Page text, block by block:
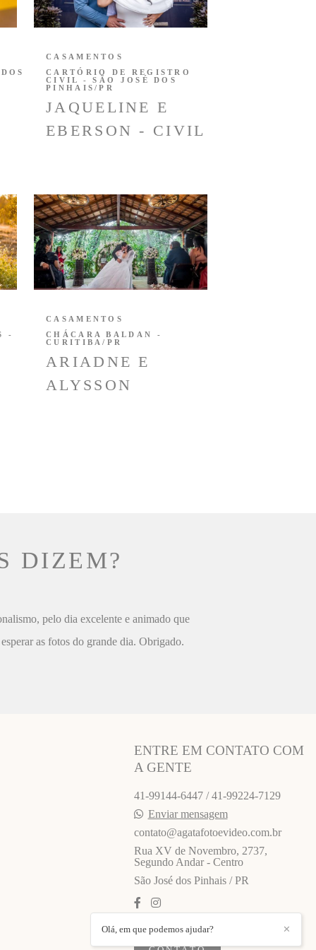
JAQUELINE E
EBERSON - CIVIL
CASAMENTOS
CARTÓRIO DE REGISTRO
CIVIL - SÃO JOSÉ DOS
PINHAIS/PR
-
ARIADNE E
ALYSSON
CASAMENTOS
CHÁCARA BALDAN -
CURITIBA/PR
DIZEM?
pelo dia excelente e animado que
as fotos do grande dia. Obrigado.
ENTRE EM CONTATO COM
A GENTE
41-99144-6447 / 41-99224-7129
Enviar mensagem
contato@agatafotoevideo.com.br
Rua XV de Novembro, 2737,
Segundo Andar - Centro
São José dos Pinhais / PR
✕
Olá, em que podemos ajudar?